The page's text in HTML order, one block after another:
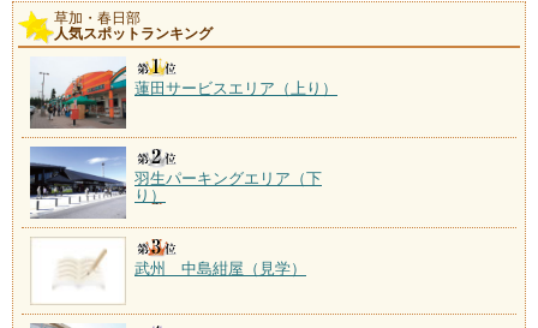
草加・春日部
人気スポットランキング
蓮田サービスエリア（上り）
羽生パーキングエリア（下
り）
武州 中島紺屋（見学）